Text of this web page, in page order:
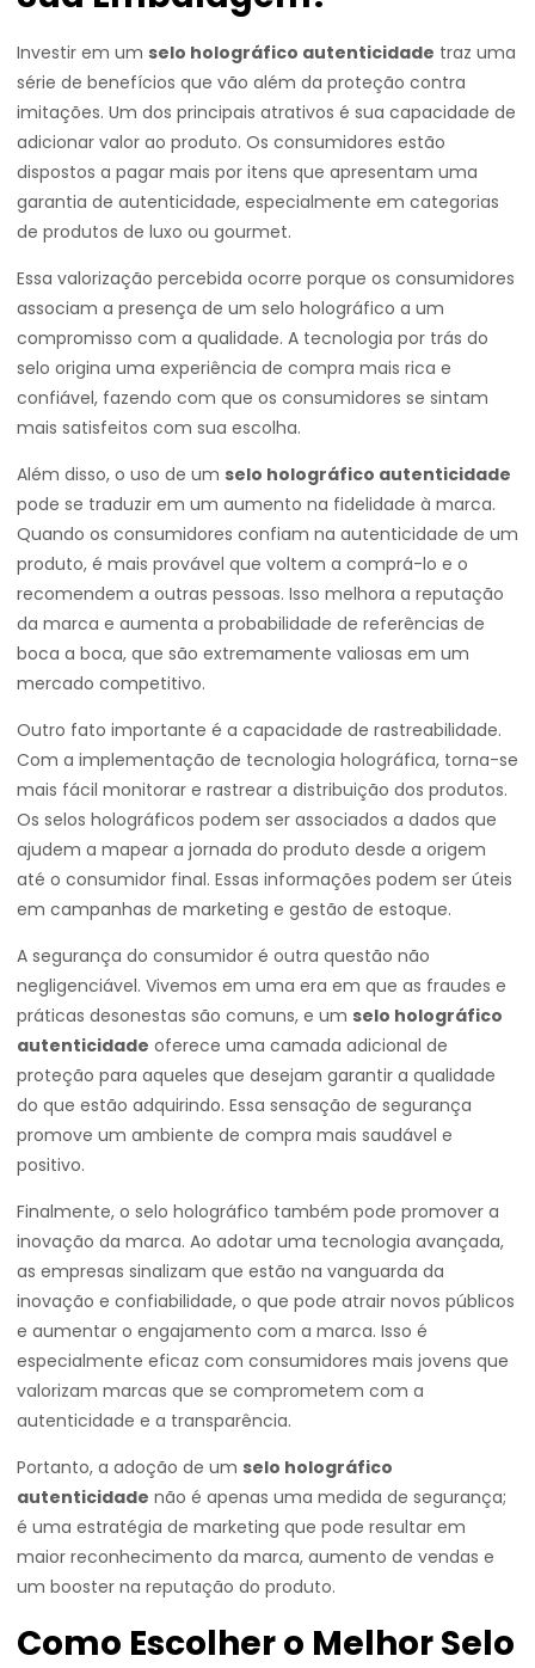
Investir em um selo holográfico autenticidade traz uma
série de benefícios que vão além da proteção contra
imitações. Um dos principais atrativos é sua capacidade de
adicionar valor ao produto. Os consumidores estão
dispostos a pagar mais por itens que apresentam uma
garantia de autenticidade, especialmente em categorias
de produtos de luxo ou gourmet.
Essa valorização percebida ocorre porque os consumidores
associam a presença de um selo holográfico a um
compromisso com a qualidade. A tecnologia por trás do
selo origina uma experiência de compra mais rica e
confiável, fazendo com que os consumidores se sintam
mais satisfeitos com sua escolha.
Além disso, o uso de um selo holográfico autenticidade
pode se traduzir em um aumento na fidelidade à marca.
Quando os consumidores confiam na autenticidade de um
produto, é mais provável que voltem a comprá-lo e o
recomendem a outras pessoas. Isso melhora a reputação
da marca e aumenta a probabilidade de referências de
boca a boca, que são extremamente valiosas em um
mercado competitivo.
Outro fato importante é a capacidade de rastreabilidade.
Com a implementação de tecnologia holográfica, torna-se
mais fácil monitorar e rastrear a distribuição dos produtos.
Os selos holográficos podem ser associados a dados que
ajudem a mapear a jornada do produto desde a origem
até o consumidor final. Essas informações podem ser úteis
em campanhas de marketing e gestão de estoque.
A segurança do consumidor é outra questão não
negligenciável. Vivemos em uma era em que as fraudes e
práticas desonestas são comuns, e um selo holográfico
autenticidade oferece uma camada adicional de
proteção para aqueles que desejam garantir a qualidade
do que estão adquirindo. Essa sensação de segurança
promove um ambiente de compra mais saudável e
positivo.
Finalmente, o selo holográfico também pode promover a
inovação da marca. Ao adotar uma tecnologia avançada,
as empresas sinalizam que estão na vanguarda da
inovação e confiabilidade, o que pode atrair novos públicos
e aumentar o engajamento com a marca. Isso é
especialmente eficaz com consumidores mais jovens que
valorizam marcas que se comprometem com a
autenticidade e a transparência.
Portanto, a adoção de um selo holográfico
autenticidade não é apenas uma medida de segurança;
é uma estratégia de marketing que pode resultar em
maior reconhecimento da marca, aumento de vendas e
um booster na reputação do produto.
Como Escolher o Melhor Selo